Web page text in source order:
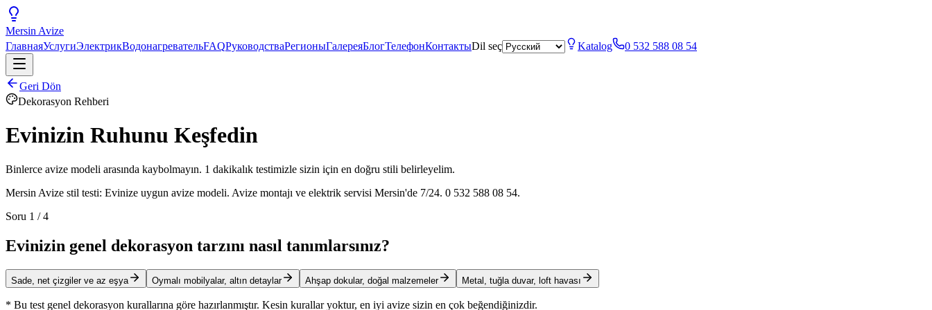
Mersin Avize
ГлавнаяУслугиЭлектрикВодонагревательFAQРуководстваРегионыГалереяБлогТелефонКонтактыDil seç Katalog 0 532 588 08 54
Geri Dön
Dekorasyon Rehberi
Evinizin Ruhunu Keşfedin
Binlerce avize modeli arasında kaybolmayın. 1 dakikalık testimizle sizin için en doğru stili belirleyelim.
Mersin Avize stil testi: Evinize uygun avize modeli. Avize montajı ve elektrik servisi Mersin'de 7/24. 0 532 588 08 54.
Soru 1 /4
Evinizin genel dekorasyon tarzını nasıl tanımlarsınız?
Sade, net çizgiler ve az eşya Oymalı mobilyalar, altın detaylar Ahşap dokular, doğal malzemeler Metal, tuğla duvar, loft havası
* Bu test genel dekorasyon kurallarına göre hazırlanmıştır. Kesin kurallar yoktur, en iyi avize sizin en çok beğendiğinizdir.